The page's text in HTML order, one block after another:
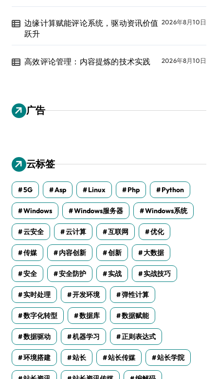
边缘计算赋能评论系统，驱动资讯价值
跃升
2026年8月10日
高效评论管理：内容提炼的技术实践 2026年8月10日
广告
云标签
5G Asp Linux Php Python
Windows Windows服务器 Windows系统
云安全 云计算 互联网 优化
传媒 内容创新 创新 大数据
安全 安全防护 实战 实战技巧
实时处理 开发环境 弹性计算
数字化转型 数据库 数据赋能
数据驱动 机器学习 正则表达式
环境搭建 站长 站长传媒 站长学院